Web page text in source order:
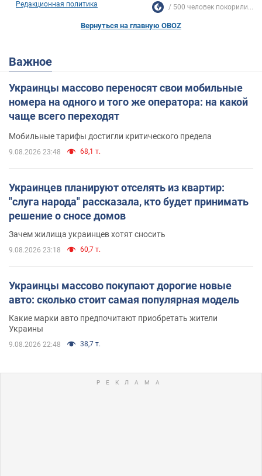
Редакционная политика 500 человек покорили...
Вернуться на главную OBOZ
Важное
Украинцы массово переносят свои мобильные
номера на одного и того же оператора: на какой
чаще всего переходят
Мобильные тарифы достигли критического предела
9.08.2026 23:48 68,1 т.
Украинцев планируют отселять из квартир:
"слуга народа" рассказала, кто будет принимать
решение о сносе домов
Зачем жилища украинцев хотят сносить
9.08.2026 23:18 60,7 т.
Украинцы массово покупают дорогие новые
авто: сколько стоит самая популярная модель
Какие марки авто предпочитают приобретать жители
Украины
9.08.2026 22:48 38,7 т.